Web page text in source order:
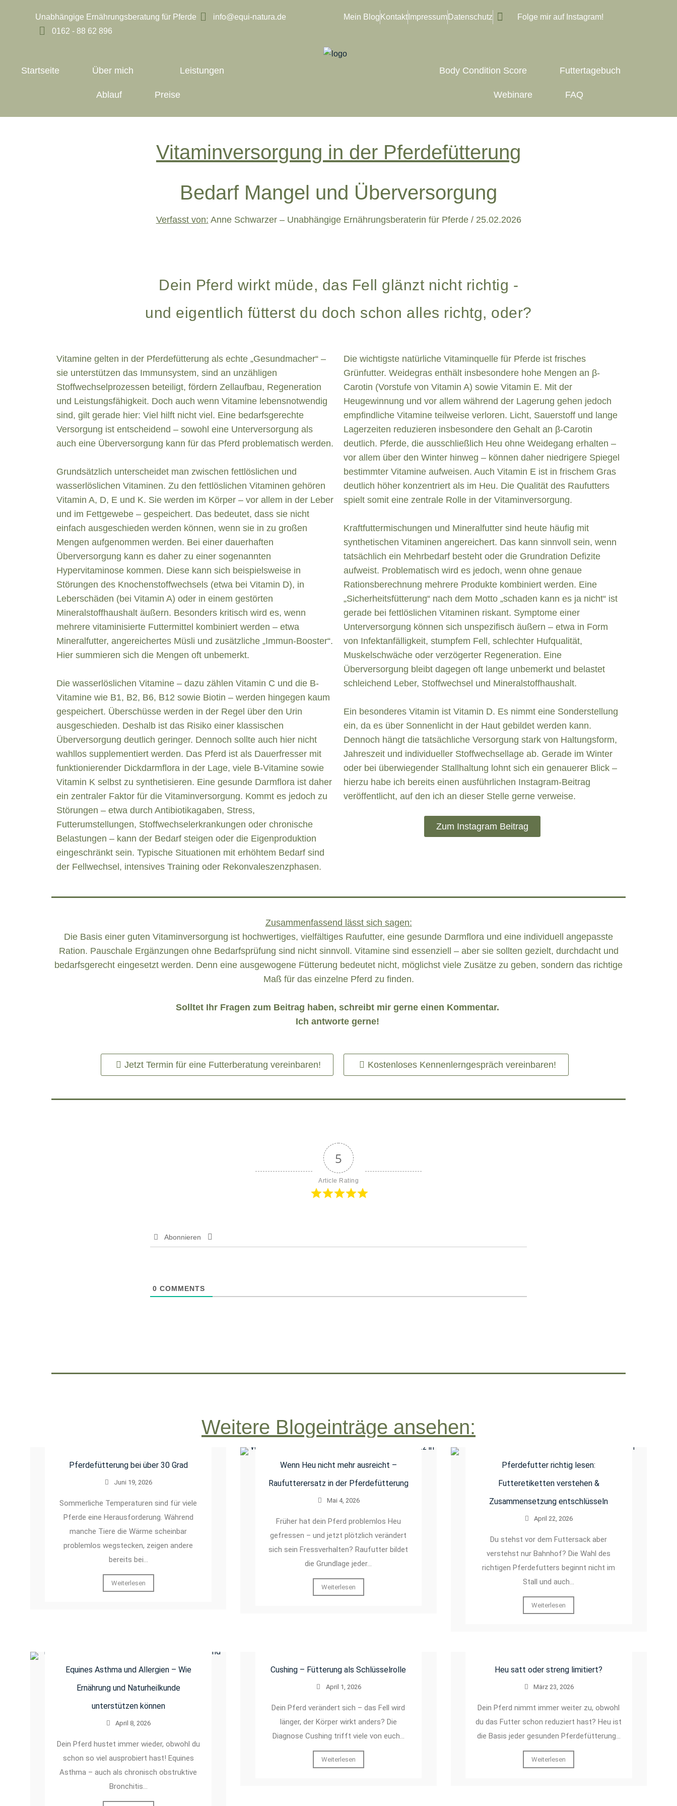
Unabhängige Ernährungsberatung für Pferde
info@equi-natura.de
0162 - 88 62 896
Mein Blog Kontakt Impressum Datenschutz Folge mir auf Instagram!
Startseite Über mich Leistungen
Ablauf Preise
Body Condition Score Futtertagebuch
Webinare FAQ
Vitaminversorgung in der Pferdefütterung
Bedarf Mangel und Überversorgung
Verfasst von: Anne Schwarzer – Unabhängige Ernährungsberaterin für Pferde / 25.02.2026
Dein Pferd wirkt müde, das Fell glänzt nicht richtig -
und eigentlich fütterst du doch schon alles richtg, oder?
Vitamine gelten in der Pferdefütterung als echte „Gesundmacher“ –
sie unterstützen das Immunsystem, sind an unzähligen
Stoffwechselprozessen beteiligt, fördern Zellaufbau, Regeneration
und Leistungsfähigkeit. Doch auch wenn Vitamine lebensnotwendig
sind, gilt gerade hier: Viel hilft nicht viel. Eine bedarfsgerechte
Versorgung ist entscheidend – sowohl eine Unterversorgung als
auch eine Überversorgung kann für das Pferd problematisch werden.
Grundsätzlich unterscheidet man zwischen fettlöslichen und
wasserlöslichen Vitaminen. Zu den fettlöslichen Vitaminen gehören
Vitamin A, D, E und K. Sie werden im Körper – vor allem in der Leber
und im Fettgewebe – gespeichert. Das bedeutet, dass sie nicht
einfach ausgeschieden werden können, wenn sie in zu großen
Mengen aufgenommen werden. Bei einer dauerhaften
Überversorgung kann es daher zu einer sogenannten
Hypervitaminose kommen. Diese kann sich beispielsweise in
Störungen des Knochenstoffwechsels (etwa bei Vitamin D), in
Leberschäden (bei Vitamin A) oder in einem gestörten
Mineralstoffhaushalt äußern. Besonders kritisch wird es, wenn
mehrere vitaminisierte Futtermittel kombiniert werden – etwa
Mineralfutter, angereichertes Müsli und zusätzliche „Immun-Booster“.
Hier summieren sich die Mengen oft unbemerkt.
Die wasserlöslichen Vitamine – dazu zählen Vitamin C und die B-
Vitamine wie B1, B2, B6, B12 sowie Biotin – werden hingegen kaum
gespeichert. Überschüsse werden in der Regel über den Urin
ausgeschieden. Deshalb ist das Risiko einer klassischen
Überversorgung deutlich geringer. Dennoch sollte auch hier nicht
wahllos supplementiert werden. Das Pferd ist als Dauerfresser mit
funktionierender Dickdarmflora in der Lage, viele B-Vitamine sowie
Vitamin K selbst zu synthetisieren. Eine gesunde Darmflora ist daher
ein zentraler Faktor für die Vitaminversorgung. Kommt es jedoch zu
Störungen – etwa durch Antibiotikagaben, Stress,
Futterumstellungen, Stoffwechselerkrankungen oder chronische
Belastungen – kann der Bedarf steigen oder die Eigenproduktion
eingeschränkt sein. Typische Situationen mit erhöhtem Bedarf sind
der Fellwechsel, intensives Training oder Rekonvaleszenzphasen.
Die wichtigste natürliche Vitaminquelle für Pferde ist frisches
Grünfutter. Weidegras enthält insbesondere hohe Mengen an β-
Carotin (Vorstufe von Vitamin A) sowie Vitamin E. Mit der
Heugewinnung und vor allem während der Lagerung gehen jedoch
empfindliche Vitamine teilweise verloren. Licht, Sauerstoff und lange
Lagerzeiten reduzieren insbesondere den Gehalt an β-Carotin
deutlich. Pferde, die ausschließlich Heu ohne Weidegang erhalten –
vor allem über den Winter hinweg – können daher niedrigere Spiegel
bestimmter Vitamine aufweisen. Auch Vitamin E ist in frischem Gras
deutlich höher konzentriert als im Heu. Die Qualität des Raufutters
spielt somit eine zentrale Rolle in der Vitaminversorgung.
Kraftfuttermischungen und Mineralfutter sind heute häufig mit
synthetischen Vitaminen angereichert. Das kann sinnvoll sein, wenn
tatsächlich ein Mehrbedarf besteht oder die Grundration Defizite
aufweist. Problematisch wird es jedoch, wenn ohne genaue
Rationsberechnung mehrere Produkte kombiniert werden. Eine
„Sicherheitsfütterung“ nach dem Motto „schaden kann es ja nicht“ ist
gerade bei fettlöslichen Vitaminen riskant. Symptome einer
Unterversorgung können sich unspezifisch äußern – etwa in Form
von Infektanfälligkeit, stumpfem Fell, schlechter Hufqualität,
Muskelschwäche oder verzögerter Regeneration. Eine
Überversorgung bleibt dagegen oft lange unbemerkt und belastet
schleichend Leber, Stoffwechsel und Mineralstoffhaushalt.
Ein besonderes Vitamin ist Vitamin D. Es nimmt eine Sonderstellung
ein, da es über Sonnenlicht in der Haut gebildet werden kann.
Dennoch hängt die tatsächliche Versorgung stark von Haltungsform,
Jahreszeit und individueller Stoffwechsellage ab. Gerade im Winter
oder bei überwiegender Stallhaltung lohnt sich ein genauerer Blick –
hierzu habe ich bereits einen ausführlichen Instagram-Beitrag
veröffentlicht, auf den ich an dieser Stelle gerne verweise.
Zum Instagram Beitrag
Zusammenfassend lässt sich sagen:
Die Basis einer guten Vitaminversorgung ist hochwertiges, vielfältiges Raufutter, eine gesunde Darmflora und eine individuell angepasste
Ration. Pauschale Ergänzungen ohne Bedarfsprüfung sind nicht sinnvoll. Vitamine sind essenziell – aber sie sollten gezielt, durchdacht und
bedarfsgerecht eingesetzt werden. Denn eine ausgewogene Fütterung bedeutet nicht, möglichst viele Zusätze zu geben, sondern das richtige
Maß für das einzelne Pferd zu finden.
Solltet Ihr Fragen zum Beitrag haben, schreibt mir gerne einen Kommentar.
Ich antworte gerne!
Jetzt Termin für eine Futterberatung vereinbaren! Kostenloses Kennenlerngespräch vereinbaren!
5
Article Rating
Abonnieren
0 COMMENTS
Weitere Blogeinträge ansehen:
Pferdefütterung bei über 30 Grad
Juni 19, 2026
Sommerliche Temperaturen sind für viele
Pferde eine Herausforderung. Während
manche Tiere die Wärme scheinbar
problemlos wegstecken, zeigen andere
bereits bei…
Weiterlesen
Wenn Heu nicht mehr ausreicht –
Raufutterersatz in der Pferdefütterung
Mai 4, 2026
Früher hat dein Pferd problemlos Heu
gefressen – und jetzt plötzlich verändert
sich sein Fressverhalten? Raufutter bildet
die Grundlage jeder…
Weiterlesen
Pferdefutter richtig lesen:
Futteretiketten verstehen &
Zusammensetzung entschlüsseln
April 22, 2026
Du stehst vor dem Futtersack aber
verstehst nur Bahnhof? Die Wahl des
richtigen Pferdefutters beginnt nicht im
Stall und auch…
Weiterlesen
Equines Asthma und Allergien – Wie
Ernährung und Naturheilkunde
unterstützen können
April 8, 2026
Dein Pferd hustet immer wieder, obwohl du
schon so viel ausprobiert hast! Equines
Asthma – auch als chronisch obstruktive
Bronchitis…
Cushing – Fütterung als Schlüsselrolle
April 1, 2026
Dein Pferd verändert sich – das Fell wird
länger, der Körper wirkt anders? Die
Diagnose Cushing trifft viele von euch…
Weiterlesen
Heu satt oder streng limitiert?
März 23, 2026
Dein Pferd nimmt immer weiter zu, obwohl
du das Futter schon reduziert hast? Heu ist
die Basis jeder gesunden Pferdefütterung…
Weiterlesen